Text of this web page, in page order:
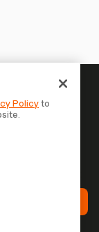
ser
agora
controlam o
rápido com
Policyto